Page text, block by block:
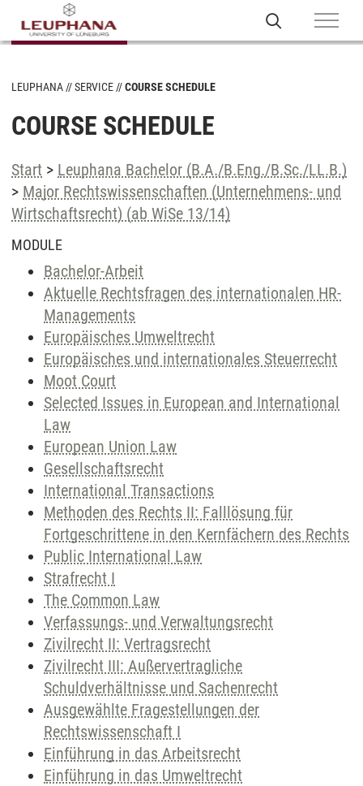
LEUPHANA SERVICE COURSE SCHEDULE
COURSE SCHEDULE
Start > Leuphana Bachelor (B.A./B.Eng./B.Sc./LL.B.)
> Major Rechtswissenschaften (Unternehmens- und
Wirtschaftsrecht) (ab WiSe 13/14)
MODULE
Bachelor-Arbeit
Aktuelle Rechtsfragen des internationalen HR-
Managements
Europäisches Umweltrecht
Europäisches und internationales Steuerrecht
Moot Court
Selected Issues in European and International
Law
European Union Law
Gesellschaftsrecht
International Transactions
Methoden des Rechts II: Falllösung für
Fortgeschrittene in den Kernfächern des Rechts
Public International Law
Strafrecht I
The Common Law
Verfassungs- und Verwaltungsrecht
Zivilrecht II: Vertragsrecht
Zivilrecht III: Außervertragliche
Schuldverhältnisse und Sachenrecht
Ausgewählte Fragestellungen der
Rechtswissenschaft I
Einführung in das Arbeitsrecht
Einführung in das Umweltrecht